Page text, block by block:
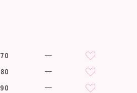
70
—
80
—
90
—